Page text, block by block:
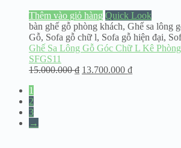
Thêm vào giỏ hàng Quick Look
bàn ghế gỗ phòng khách, Ghế sa lông
Gỗ, Sofa gỗ chữ l, Sofa gỗ hiện đại,
Ghế Sa Lông Gỗ Góc Chữ L Kê
SFGS11
15.000.000₫ 13.700.000 ₫
1
2
3
→